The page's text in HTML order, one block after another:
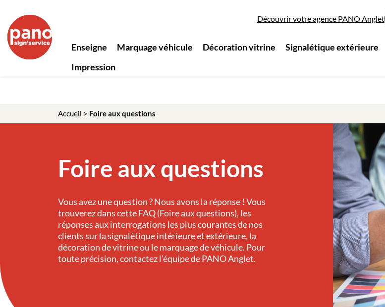
Enseigne Marquage véhicule Décoration vitrine Signalétique extérieure
Impression
Découvrir votre agence PANO Anglet
Accueil > Foire aux questions
Foire aux questions
Vous avez une question ? Nous avons la réponse ! Vous
trouverez dans cette FAQ (Foire aux questions), les
réponses aux interrogations les plus courantes de nos
clients sur la signalétique intérieure et extérieure, la
décoration de vitrine ou le marquage de véhicule. Pour
toute précision, contactez l’équipe de PANOAnglet.